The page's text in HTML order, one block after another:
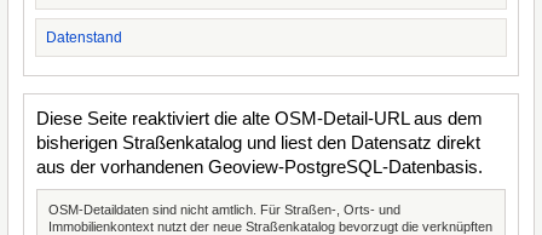
Datenstand
Diese Seite reaktiviert die alte OSM-Detail-URL aus dem
bisherigen Straßenkatalog und liest den Datensatz direkt
aus der vorhandenen Geoview-PostgreSQL-Datenbasis.
OSM-Detaildaten sind nicht amtlich. Für Straßen-, Orts- und
Immobilienkontext nutzt der neue Straßenkatalog bevorzugt die verknüpften